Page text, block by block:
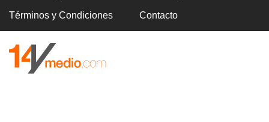
Términos y Condiciones Contacto